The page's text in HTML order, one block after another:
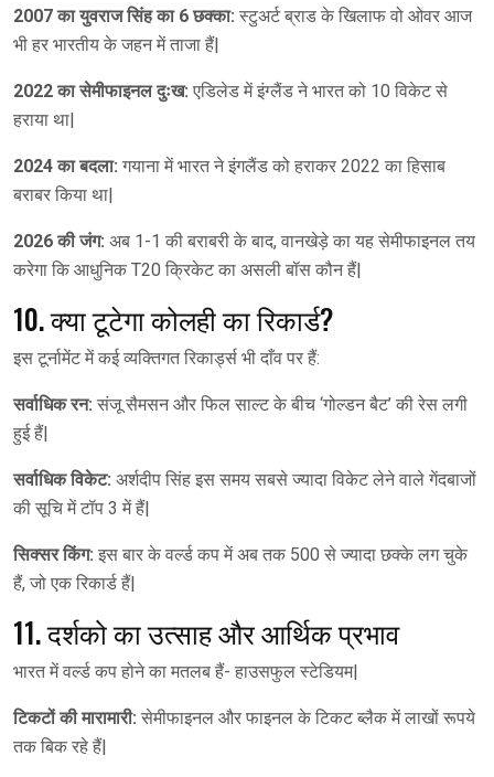
2007 का युवराज सिंह का 6 छक्का: स्टुअर्ट ब्राड के खिलाफ वो ओवर आज
भी हर भारतीय के जहन में ताजा हैं|
2022 का सेमीफाइनल दुःख: एडिलेड में इंग्लैंड ने भारत को 10 विकेट से
हराया था|
2024 का बदला: गयाना में भारत ने इंगलैंड को हराकर 2022 का हिसाब
बराबर किया था|
2026 की जंग: अब 1-1 की बराबरी के बाद, वानखेड़े का यह सेमीफाइनल तय
करेगा कि आधुनिक T20 क्रिकेट का असली बॉस कौन हैं|
10. क्या टूटेगा कोलही का रिकार्ड?
इस टूर्नामेंट में कई व्यक्तिगत रिकार्ड्स भी दाँव पर हैं:
सर्वाधिक रन: संजू सैमसन और फिल साल्ट के बीच ‘गोल्डन बैट’ की रेस लगी
हुई हैं|
सर्वाधिक विकेट: अर्शदीप सिंह इस समय सबसे ज्यादा विकेट लेने वाले गेंदबाजों
की सूचि में टॉप 3 में हैं|
सिक्सर किंग: इस बार के वर्ल्ड कप में अब तक 500 से ज्यादा छक्के लग चुके
हैं, जो एक रिकार्ड हैं|
11. दर्शको का उत्साह और आर्थिक प्रभाव
भारत में वर्ल्ड कप होने का मतलब हैं- हाउसफुल स्टेडियम|
टिकटों की मारामारी: सेमीफाइनल और फाइनल के टिकट ब्लैक में लाखों रूपये
तक बिक रहे हैं|